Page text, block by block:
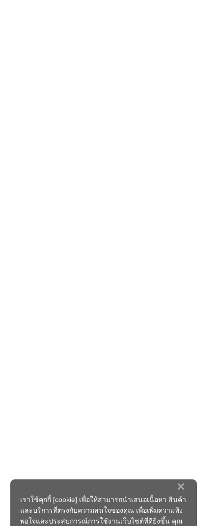
×
เราใช้คุกกี้ [cookie] เพื่อให้สามารถนำเสนอเนื้อหา สินค้า
และบริการที่ตรงกับความสนใจของคุณ เพื่อเพิ่มความพึง
พอใจและประสบการณ์การใช้งานเว็บไซต์ที่ดียิ่งขึ้น คุณ